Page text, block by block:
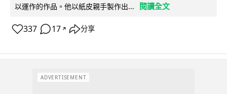
以運作的作品。他以紙皮親手製作出...
閱讀全文
337 17 ↗ 分享
ADVERTISEMENT